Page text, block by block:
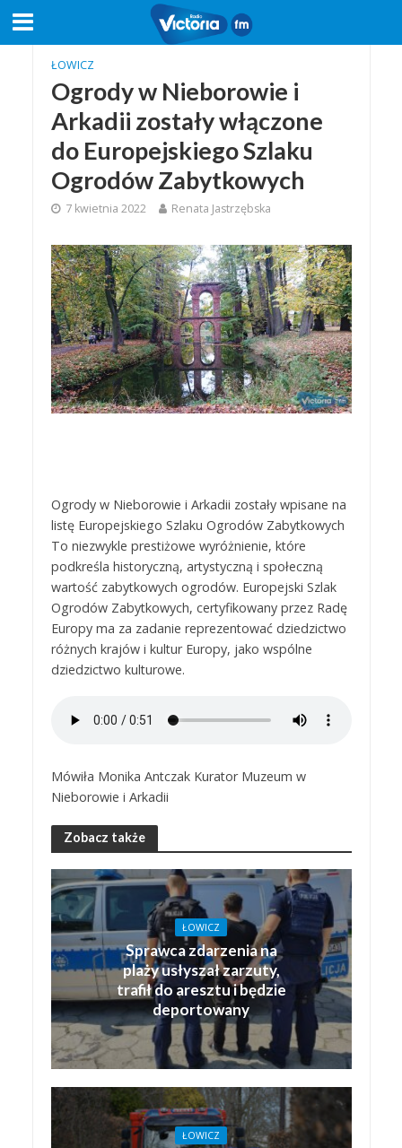
ŁOWICZ
Ogrody w Nieborowie i
Arkadii zostały włączone
do Europejskiego Szlaku
Ogrodów Zabytkowych
7 kwietnia 2022 Renata Jastrzębska
Ogrody w Nieborowie i Arkadii zostały wpisane na
listę Europejskiego Szlaku Ogrodów Zabytkowych
To niezwykle prestiżowe wyróżnienie, które
podkreśla historyczną, artystyczną i społeczną
wartość zabytkowych ogrodów. Europejski Szlak
Ogrodów Zabytkowych, certyfikowany przez Radę
Europy ma za zadanie reprezentować dziedzictwo
różnych krajów i kultur Europy, jako wspólne
dziedzictwo kulturowe.
Mówiła Monika Antczak Kurator Muzeum w
Nieborowie i Arkadii
Zobacz także
ŁOWICZ
Sprawca zdarzenia na
plaży usłyszał zarzuty,
trafił do aresztu i będzie
deportowany
ŁOWICZ